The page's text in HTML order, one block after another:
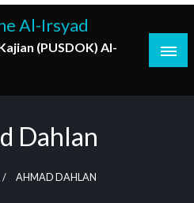
Al-Irsyad
(PUSDOK) Al-
Dahlan
AHMAD DAHLAN